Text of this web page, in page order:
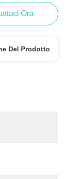
Ora
Del Prodotto